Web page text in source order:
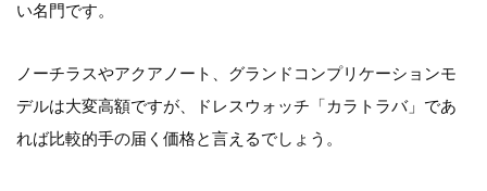
い名門です。
ノーチラスやアクアノート、グランドコンプリケーションモ
デルは大変高額ですが、ドレスウォッチ「カラトラバ」であ
れば比較的手の届く価格と言えるでしょう。